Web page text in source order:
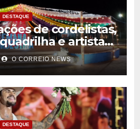
DESTAQUE
de cordelistas,
e artistas
abertura da
em
do Sul
O CORREIO NEWS
DESTAQUE